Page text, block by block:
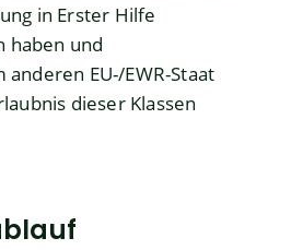
in Erster Hilfe
haben und
EU-/EWR-Staat
dieser Klassen